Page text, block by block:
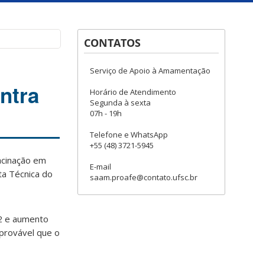
em
Técnica do
e aumento
que o
CONTATOS
Serviço de Apoio à Amamentação
Horário de Atendimento
Segunda à sexta
07h - 19h
Telefone e WhatsApp
+55 (48) 3721-5945
E-mail
saam.proafe@contato.ufsc.br